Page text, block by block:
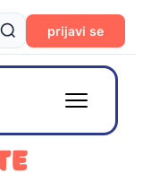
prijavi se